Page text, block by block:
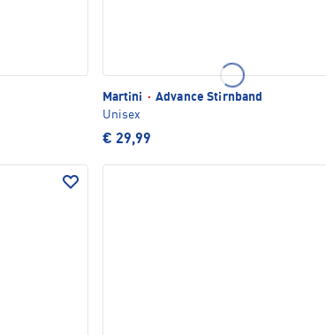
Martini · Advance Stirnband
Unisex
€ 29,99